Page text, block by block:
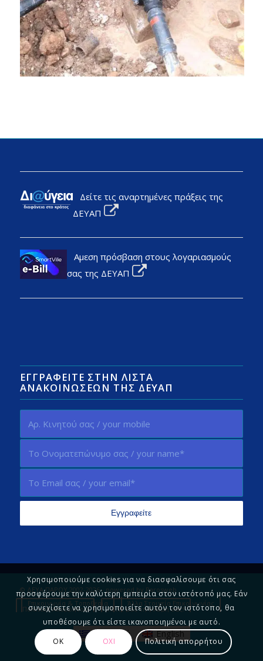
Δείτε τις αναρτημένες πράξεις της
ΔΕΥΑΠ
Αμεση πρόσβαση στους λογαριασμούς
σας της ΔΕΥΑΠ
ΕΓΓΡΑΦΕΊΤΕ ΣΤΗΝ ΛΊΣΤΑ
ΑΝΑΚΟΙΝΏΣΕΩΝ ΤΗΣ ΔΕΥΑΠ
© ΔΕΥΑ ΠΑΡΟΥ 2002-2026 - powered by Parosweb
Επικοινωνία & Τοποθεσία
Άλλα Στοιχεία Επικοινωνίας
Πολιτική Απορρήτου Πείτε μας τη γνώμη σας!
Χρησιμοποιούμε cookies για να διασφαλίσουμε ότι σας
προσφέρουμε την καλύτερη εμπειρία στον ιστότοπό μας. Εάν
συνεχίσετε να χρησιμοποιείτε αυτόν τον ιστότοπο, θα
υποθέσουμε ότι είστε ικανοποιημένοι με αυτό.
ΟΚ
ΟΧΙ Πολιτική απορρήτου
Ελληνικά English